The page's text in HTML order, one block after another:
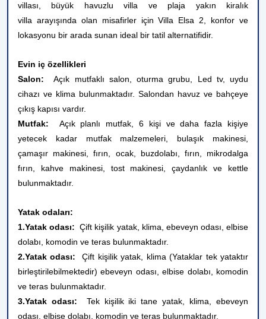
villası, büyük havuzlu villa ve plaja yakın kiralık
villa arayışında olan misafirler için Villa Elsa 2, konfor ve
lokasyonu bir arada sunan ideal bir tatil alternatifidir.
Evin iç özellikleri
Salon: Açık mutfaklı salon, oturma grubu, Led tv, uydu
cihazı ve klima bulunmaktadır. Salondan havuz ve bahçeye
çıkış kapısı vardır.
Mutfak: Açık planlı mutfak, 6 kişi ve daha fazla kişiye
yetecek kadar mutfak malzemeleri, bulaşık makinesi,
çamaşır makinesi, fırın, ocak, buzdolabı, fırın, mikrodalga
fırın, kahve makinesi, tost makinesi, çaydanlık ve kettle
bulunmaktadır.
Yatak odaları:
1.Yatak odası: Çift kişilik yatak, klima, ebeveyn odası, elbise
dolabı, komodin ve teras bulunmaktadır.
2.Yatak odası: Çift kişilik yatak, klima (Yataklar tek yataktır
birleştirilebilmektedir) ebeveyn odası, elbise dolabı, komodin
ve teras bulunmaktadır.
3.Yatak odası: Tek kişilik iki tane yatak, klima, ebeveyn
odası, elbise dolabı, komodin ve teras bulunmaktadır.